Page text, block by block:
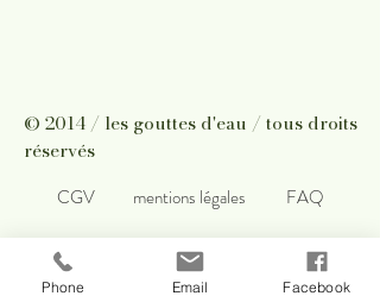
© 2014 / les gouttes d'eau / tous droits
réservés
CGV mentions légales FAQ
Phone Email Facebook